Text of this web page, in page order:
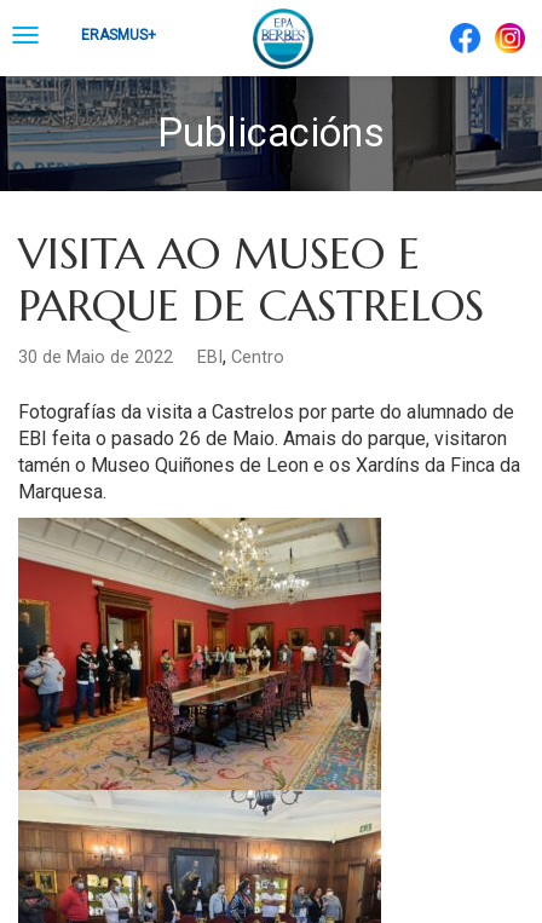
to ToggleERASMUS+
Publicacións
VISITA AO MUSEO E
PARQUE DE CASTRELOS
30 de Maio de 2022 EBI , Centro
Fotografías da visita a Castrelos por parte do alumnado de
EBI feita o pasado 26 de Maio. Amais do parque, visitaron
tamén o Museo Quiñones de Leon e os Xardíns da Finca da
Marquesa.